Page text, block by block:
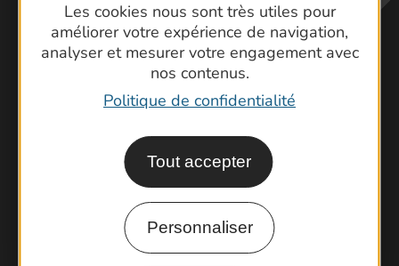
Les cookies nous sont très utiles pour
améliorer votre expérience de navigation,
analyser et mesurer votre engagement avec
nos contenus.
Politique de confidentialité
Tout accepter
Personnaliser
Foire aux questions
Brochures
Cartoguides et Topoguides
Latitude Gard